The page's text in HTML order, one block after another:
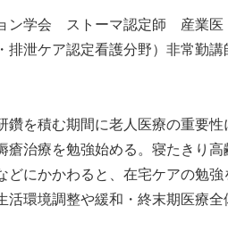
ン学会 ストーマ認定師 産業医
排泄ケア認定看護分野）非常勤講
を積む期間に老人医療の重要
瘡治療を勉強始める。寝たきり
どにかかわると、在宅ケアの勉
環境調整や緩和・終末期医療全